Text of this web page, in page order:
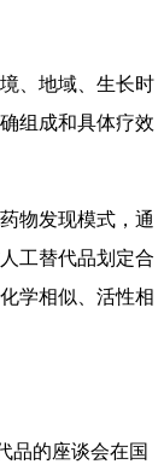
、地域、生长时
组成和具体疗效
物发现模式，通
工替代品划定合
学相似、活性相
品的座谈会在国